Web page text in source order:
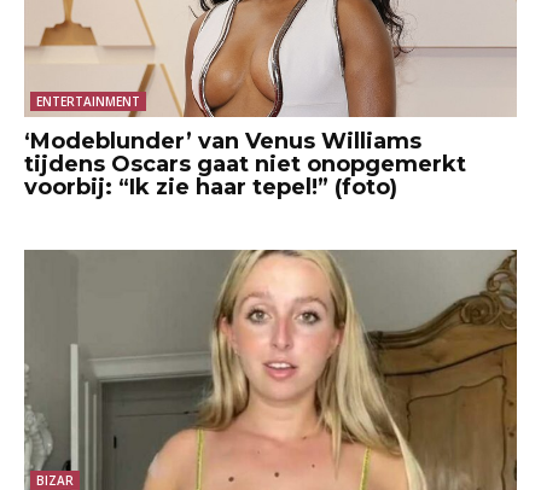
ENTERTAINMENT
‘Modeblunder’ van Venus Williams
tijdens Oscars gaat niet onopgemerkt
voorbij: “Ik zie haar tepel!” (foto)
BIZAR